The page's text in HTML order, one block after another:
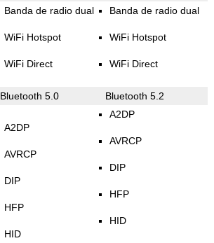
Banda de radio dual
WiFi Hotspot
WiFi Direct
Banda de radio dual
WiFi Hotspot
WiFi Direct
Bluetooth 5.0 Bluetooth 5.2
A2DP
AVRCP
DIP
HFP
HID
A2DP
AVRCP
DIP
HFP
HID